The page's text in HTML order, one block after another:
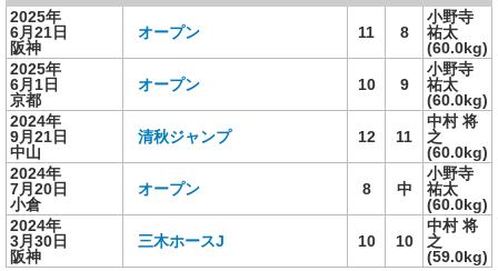
2025年
6月21日
阪神
オープン 11 8
小野寺
祐太
(60.0kg)
2025年
6月1日
京都
オープン 10 9
小野寺
祐太
(60.0kg)
2024年
9月21日
中山
清秋ジャンプ 12 11
中村 将
之
(60.0kg)
2024年
7月20日
小倉
オープン 8 中
小野寺
祐太
(60.0kg)
2024年
3月30日
阪神
三木ホースJ 10 10
中村 将
之
(59.0kg)